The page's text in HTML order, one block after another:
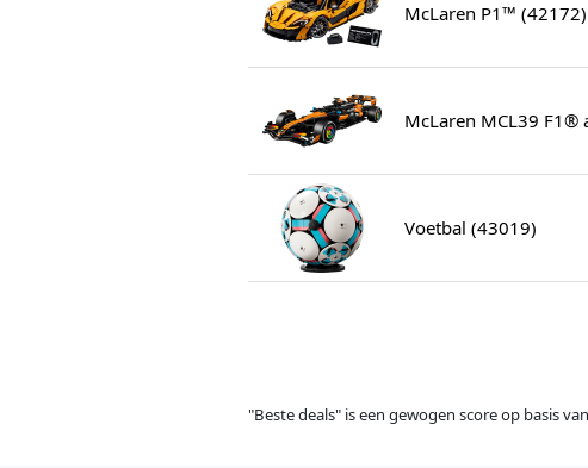
McLaren P1™ (42172)
McLaren MCL39 F1®
Voetbal (43019)
"Beste deals" is een gewogen score op basis